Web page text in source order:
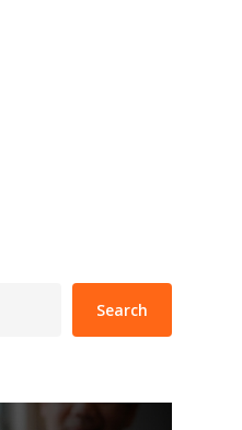
Search